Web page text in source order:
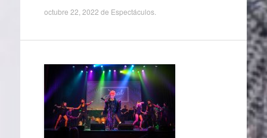
octubre 22, 2022 de Espectáculos.